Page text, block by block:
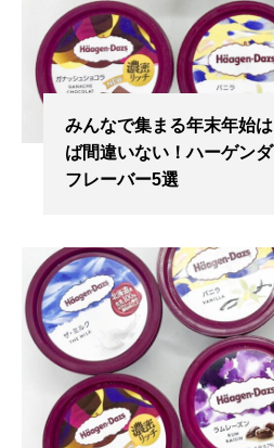
みんなで集まる年末年始
ば間違いない！ハーゲン
フレーバー5選